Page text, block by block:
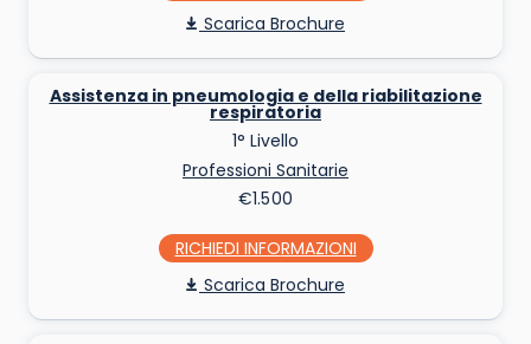
Scarica Brochure
Assistenza in pneumologia e della riabilitazione
respiratoria
1° Livello
Professioni Sanitarie
€1.500
RICHIEDI INFO
Scarica Brochure